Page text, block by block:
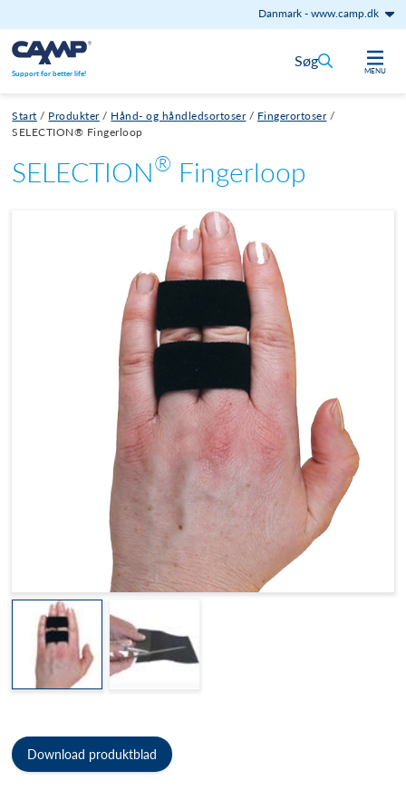
Danmark-www.camp.dk
Gå til indhold
Support for better life! MENU
Søg
Start / Produkter / Hånd- og håndledsortoser / Fingerortoser /
SELECTION® Fingerloop
SELECTION® Fingerloop
Download produktblad